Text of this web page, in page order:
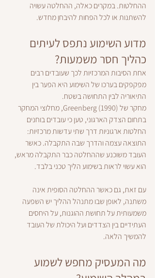
ההחלטות. במקרים כאלה, ההחלטה עשויה
להשתנות או לכל הפחות להיבחן מחדש.
מדוע השימוע נתפס לעיתים
כהליך חסר משמעות?
אחת הסיבות המרכזיות לכך שעובדים רבים
מפקפקים בערכו של השימוע היא הפער בין
התיאוריה לבין התחושה בשטח.
מחקר של Greenberg (1990), מחלוצי המחקר
בתחום הצדק הארגוני, טען כי עובדים בוחנים
החלטות ארגוניות דרך שתי עדשות מרכזיות:
התוצאה עצמה והדרך שבה התקבלה. כאשר
העובד משוכנע שההחלטה כבר התקבלה מראש,
הוא עשוי לראות בשימוע הליך טכני בלבד.
עם זאת, גם כאשר ההחלטה הסופית אינה
משתנה, לאופן שבו מתנהל ההליך יש השפעה
משמעותית על תחושת ההוגנות, על היחסים
העתידיים בין הצדדים ועל היכולת של העובד
להמשיך הלאה.
מה המעסיק מחפש לשמוע